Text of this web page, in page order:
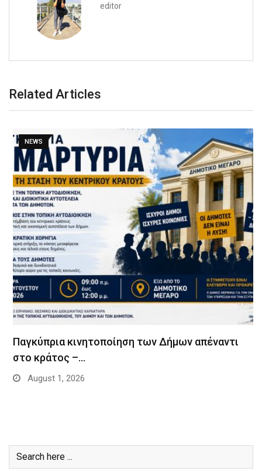
editor
Related Articles
NEWS
Παγκύπρια κινητοποίηση των Δήμων απέναντι
στο κράτος –…
August 1, 2026